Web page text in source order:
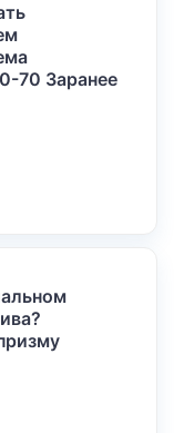
70 Заранее